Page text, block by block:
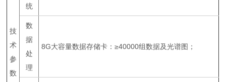
技
术
参
数
统
数
据
处
理
8G大容量数据存储卡：≥40000组数据及光谱图；